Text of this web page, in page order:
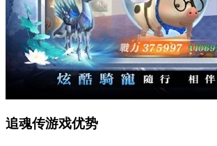
追魂传游戏优势